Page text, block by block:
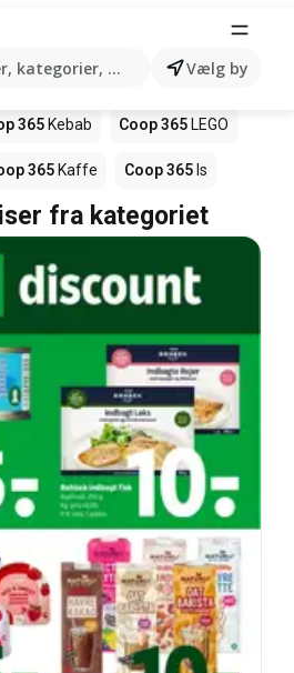
kategorier, produkter...Vælg by
i butikker Coop 365
365Magasin
365 Kebab Coop 365 LEGO
365 Kaffe Coop 365 Is
fra kategoriet